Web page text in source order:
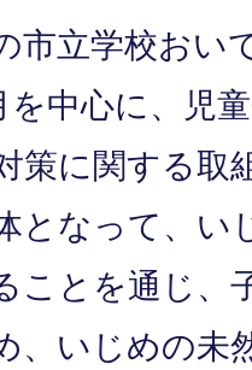
市立学校おい
中心に、児
策に関する取
となって、い
ことを通じ、
、いじめの未